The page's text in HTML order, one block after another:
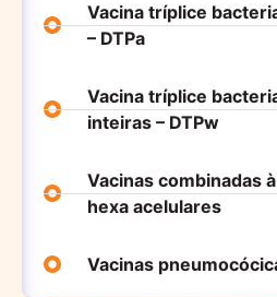
Vacina tríplice
– DTPa
Vacina tríplice
inteiras – DTPw
Vacinas combinadas
hexa acelulares
Vacinas